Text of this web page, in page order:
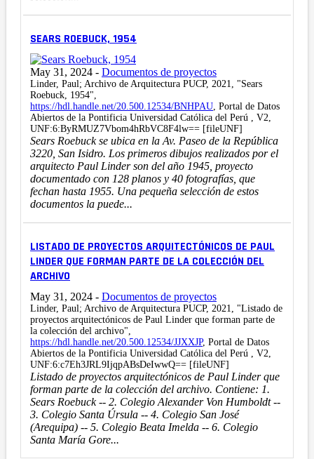
SEARS ROEBUCK, 1954
May 31, 2024 - Documentos de proyectos
Linder, Paul; Archivo de Arquitectura PUCP, 2021, "Sears
Roebuck, 1954",
https://hdl.handle.net/20.500.12534/BNHPAU, Portal de Datos
Abiertos de la Pontificia Universidad Católica del Perú , V2,
UNF:6:ByRMUZ7Vbom4hRbVC8F4lw== [fileUNF]
Sears Roebuck se ubica en la Av. Paseo de la República
3220, San Isidro. Los primeros dibujos realizados por el
arquitecto Paul Linder son del año 1945, proyecto
documentado con 128 planos y 40 fotografías, que
fechan hasta 1955. Una pequeña selección de estos
documentos la puede...
LISTADO DE PROYECTOS ARQUITECTÓNICOS DE PAUL
LINDER QUE FORMAN PARTE DE LA COLECCIÓN DEL
ARCHIVO
May 31, 2024 - Documentos de proyectos
Linder, Paul; Archivo de Arquitectura PUCP, 2021, "Listado de
proyectos arquitectónicos de Paul Linder que forman parte de
la colección del archivo",
https://hdl.handle.net/20.500.12534/JJXXJP, Portal de Datos
Abiertos de la Pontificia Universidad Católica del Perú , V2,
UNF:6:c7Eh3JRL9IjqpABsDeIwwQ== [fileUNF]
Listado de proyectos arquitectónicos de Paul Linder que
forman parte de la colección del archivo. Contiene: 1.
Sears Roebuck -- 2. Colegio Alexander Von Humboldt --
3. Colegio Santa Úrsula -- 4. Colegio San José
(Arequipa) -- 5. Colegio Beata Imelda -- 6. Colegio
Santa María Gore...